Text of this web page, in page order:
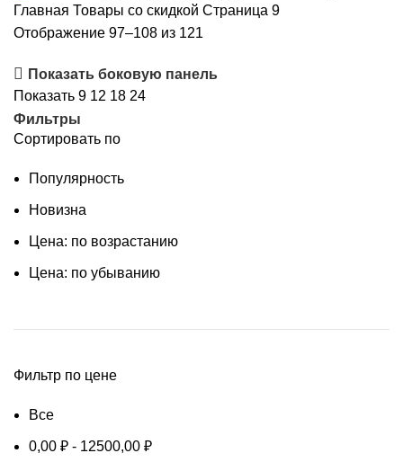
Главная Товары со скидкой Страница 9
Отображение 97–108 из 121
недавние
Показать боковую панель
Показать 9 12 18 24
Фильтры
Сортировать по
Популярность
Новизна
Цена: по возрастанию
Цена: по убыванию
Фильтр по цене
Все
0,00 ₽ - 12500,00 ₽